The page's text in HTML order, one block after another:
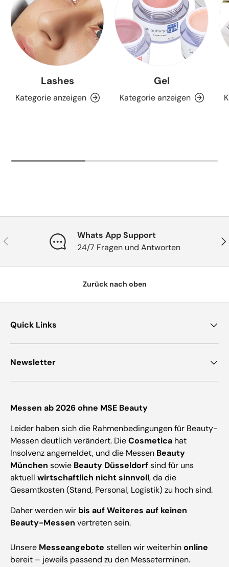
Lashes
Kategorie anzeigen
Gel
Kategorie anzeigen
Vorherige
Whats App Support
24/7 Fragen und Antworten
Zurück nach oben
Quick Links
Newsletter
Messen ab 2026 ohne MSE Beauty
Leider haben sich die Rahmenbedingungen für Beauty-
Messen deutlich verändert. DieCosmetica hat
Insolvenz angemeldet, und die Messen Beauty
München sowie Beauty Düsseldorfsind für uns
aktuell wirtschaftlich nicht sinnvoll, da die
Gesamtkosten (Stand, Personal, Logistik) zu hoch sind.
Daher werden wir bis auf Weiteres auf keinen
Beauty-Messen vertreten sein.
Unsere Messeangebote stellen wir weiterhinonline
bereit – jeweils passend zu den Messeterminen.